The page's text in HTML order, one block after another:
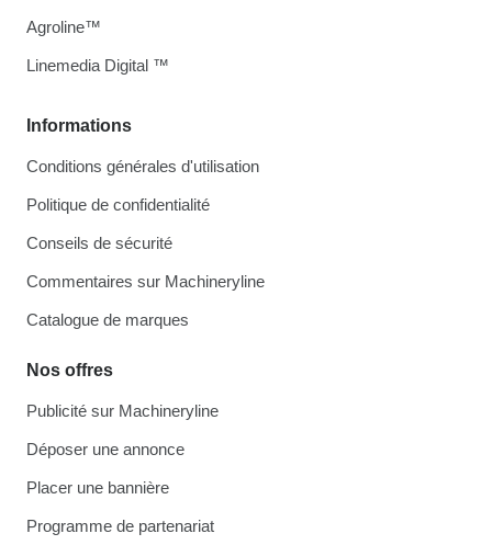
Informations
Conditions générales d'utilisation
Politique de confidentialité
Conseils de sécurité
Commentaires sur Machineryline
Catalogue de marques
Nos offres
Publicité sur Machineryline
Déposer une annonce
Placer une bannière
Programme de partenariat
Agroline™
Linemedia Digital ™